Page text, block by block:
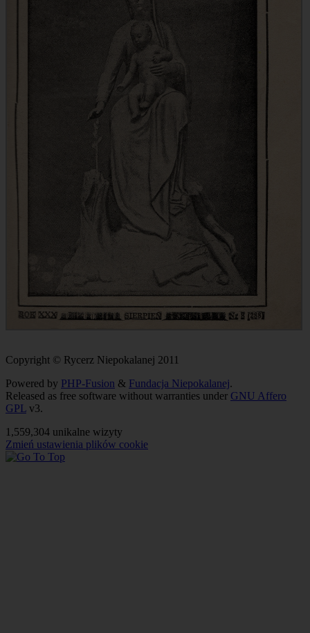
Copyright © Rycerz Niepokalanej 2011
Powered by PHP-Fusion & Fundacja Niepokalanej.
Released as free software without warranties under GNU Affero
GPL v3.
1,559,304 unikalne wizyty
Zmień ustawienia plików cookie